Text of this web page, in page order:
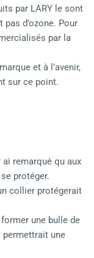
par LARY le sont
d’ozone. Pour
par la
et à l’avenir,
sur ce point.
remarqué qu aux
protéger.
collier protégerait
une bulle de
permettrait une